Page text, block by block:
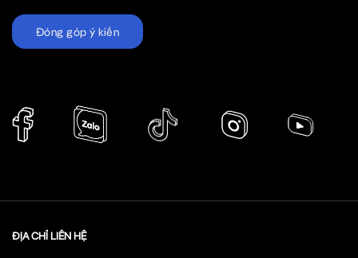
Đóng góp ý kiến
ĐỊA CHỈ LIÊN HỆ